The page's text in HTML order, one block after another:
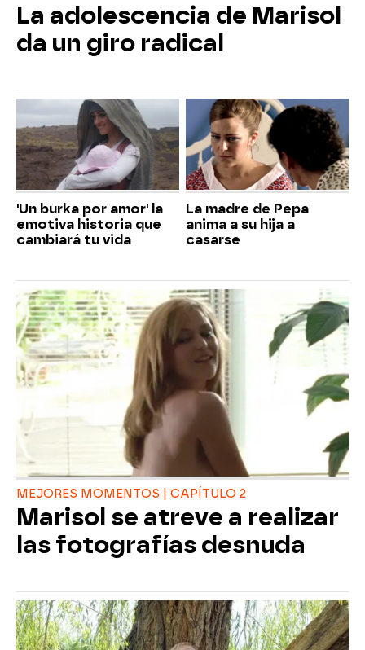
La adolescencia de Marisol
da un giro radical
'Un burka por amor' la
emotiva historia que
cambiará tu vida
La madre de Pepa
anima a su hija a
casarse
MEJORES MOMENTOS | CAPÍTULO 2
Marisol se atreve a realizar
las fotografías desnuda